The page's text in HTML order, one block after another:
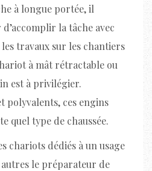
à longue portée, il
la tâche avec
travaux sur les chantiers
à mât rétractable ou
est à privilégier.
polyvalents, ces engins
quel type de chaussée.
chariots dédiés à un usage
le préparateur de